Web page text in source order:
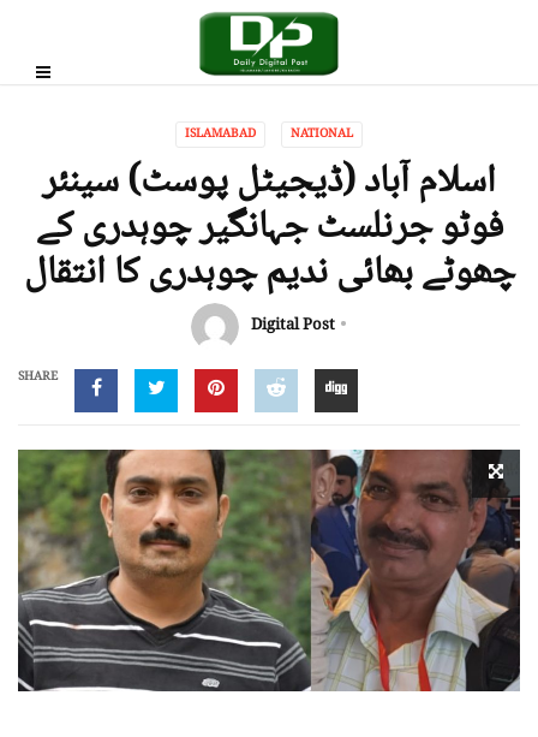
ISLAMABAD NATIONAL
اسلام آباد (ڈیجیٹل پوسٹ) سینئر
فوٹو جرنلسٹ جہانگیر چوہدری کے
چھوٹے بھائی ندیم چوہدری کا انتقال
Digital Post
SHARE